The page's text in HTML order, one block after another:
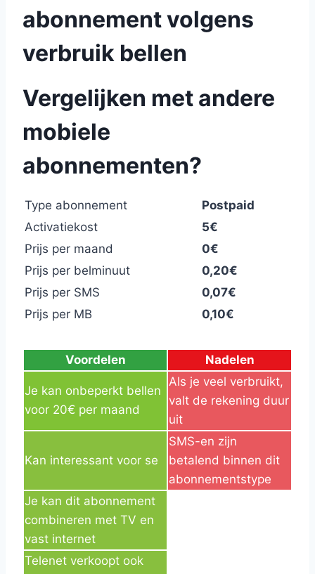
abonnement volgens
verbruik bellen
Vergelijken met andere
mobiele
abonnementen?
Type abonnement
Postpaid
Activatiekost
5€
Prijs per maand
0€
Prijs per belminuut
0,20€
Prijs per SMS
0,07€
Prijs per MB
0,10€
Voordelen Nadelen
Je kan onbeperkt bellen
voor 20€ per maand
Als je veel verbruikt,
valt de rekening duur
uit
Kan interessant voor se
SMS-en zijn
betalend binnen dit
abonnementstype
Je kan dit abonnement
combineren met TV en
vast internet
Telenet verkoopt ook